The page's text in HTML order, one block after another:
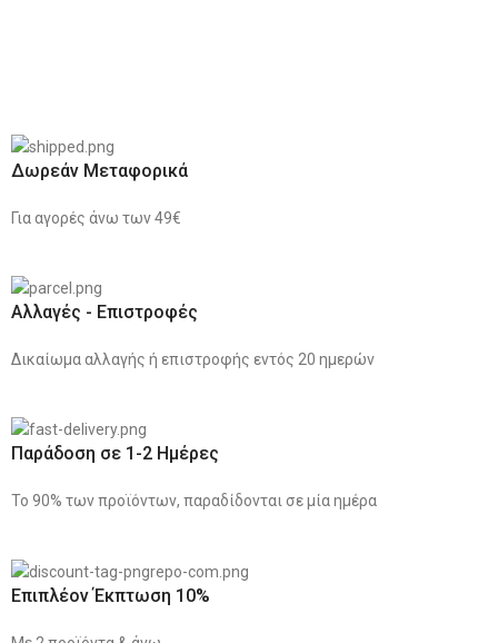
Δωρεάν Μεταφορικά
Για αγορές άνω των 49€
Αλλαγές - Επιστροφές
Δικαίωμα αλλαγής ή επιστροφής εντός 20 ημερών
Παράδοση σε 1-2 Ημέρες
Το 90% των προϊόντων, παραδίδονται σε μία ημέρα
Επιπλέον Έκπτωση 10%